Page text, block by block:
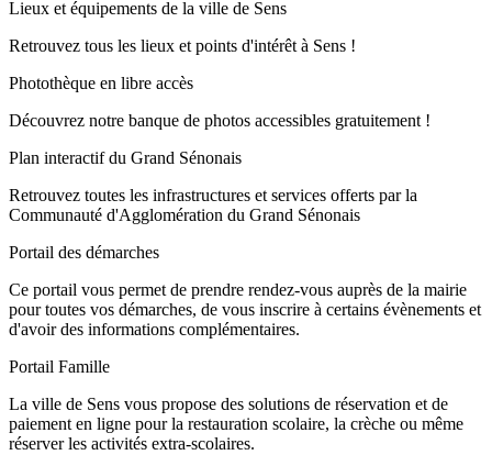
Lieux et équipements de la ville de Sens
Retrouvez tous les lieux et points d'intérêt à Sens !
Photothèque en libre accès
Découvrez notre banque de photos accessibles gratuitement !
Plan interactif du Grand Sénonais
Retrouvez toutes les infrastructures et services offerts par la
Communauté d'Agglomération du Grand Sénonais
Portail des démarches
Ce portail vous permet de prendre rendez-vous auprès de la mairie
pour toutes vos démarches, de vous inscrire à certains évènements et
d'avoir des informations complémentaires.
Portail Famille
La ville de Sens vous propose des solutions de réservation et de
paiement en ligne pour la restauration scolaire, la crèche ou même
réserver les activités extra-scolaires.